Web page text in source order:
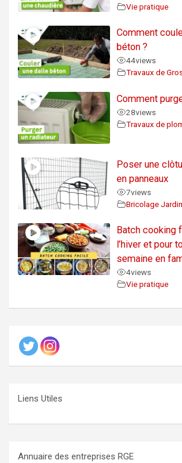
Vie pratique
Comment
béton ?
44views
Travaux de
Comment
28views
Travaux de
Poser une
en panneaux
7views
Bricolage
Batch cooking
l’hiver et pour
semaine en
4views
Vie pratique
Liens Utiles
Annuaire des entreprises RGE